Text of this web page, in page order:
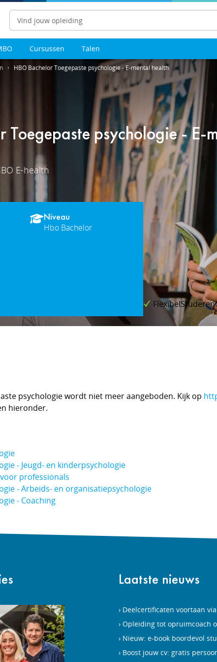
Zoeken
Cursussen Talen
HBO Bachelor Toegepaste psychologie - E-mental health
Toegepaste psychologie - E-
E-health
Niveau
Hbo Bachelor
psychologie wordt niet meer aangeboden. Kijk op
hieronder.
- Jeugd- en kinderpsychologie
professionals
- Arbeids- en organisatiepsychologie
- Coaching
Laatste nieuws
Deelcertificaten voortaan
Opleiding tot opruimcoach
Nieuw: e-book boordevol
Boost jouw cv: gratis